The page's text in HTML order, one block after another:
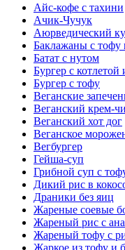
Айс-кофе с тахини
Ачик-Чучук
Аюрведический
Баклажаны с тофу
Батат с нутом
Бургер с котлетой
Бургер с тофу
Веганские
Веганский крем-
Веганский хот дог
Веганское
Вегбургер
Гейша-суп
Грибной суп с
Дикий рис в
Драники без яиц
Жареные соевые
Жареный рис с
Жареный тофу с
Жаркое из тофу и